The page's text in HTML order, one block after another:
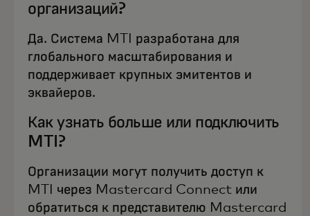
организаций?
Да. Система MTI разработана для
глобального масштабирования и
поддерживает крупных эмитентов и
эквайеров.
Как узнать больше или подключить
MTI?
Организации могут получить доступ к
MTI через Mastercard Connect или
обратиться к представителю Mastercard